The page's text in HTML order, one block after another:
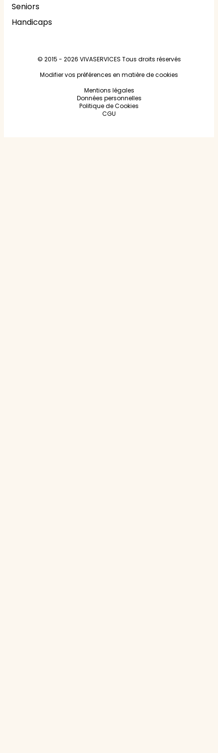
Seniors
Handicaps
© 2015 - 2026 VIVASERVICES Tous droits réservés
Modifier vos préférences en matière de cookies
Mentions légales
Données personnelles
Politique de Cookies
CGU